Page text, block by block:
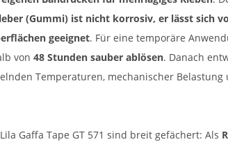
(Gummi) ist nicht korrosiv, er lässt sich
geeignet. Für eine temporäre
von 48 Stunden sauber ablösen. Danach
Temperaturen, mechanischer
Gaffa Tape GT 571 sind breit gefächert: Als